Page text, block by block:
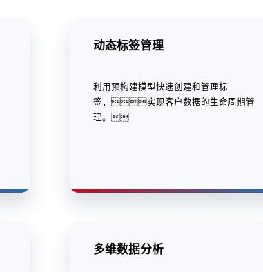
动态标签管理
利用预构建模型快速创建和管理标
签，实现客户数据的生命周期管
理。
多维数据分析